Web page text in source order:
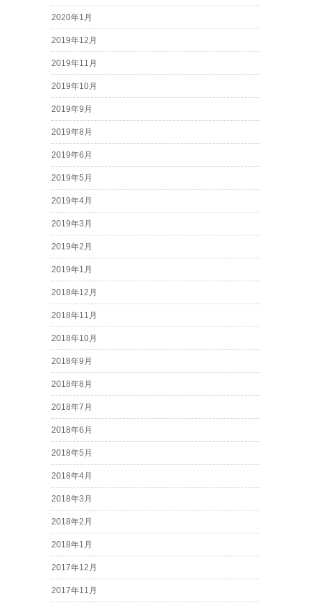
2020年1月
2019年12月
2019年11月
2019年10月
2019年9月
2019年8月
2019年6月
2019年5月
2019年4月
2019年3月
2019年2月
2019年1月
2018年12月
2018年11月
2018年10月
2018年9月
2018年8月
2018年7月
2018年6月
2018年5月
2018年4月
2018年3月
2018年2月
2018年1月
2017年12月
2017年11月